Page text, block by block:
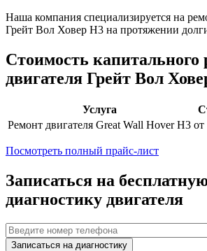
Наша компания специализируется на
Грейт Вол Ховер Н3 на протяжении
Стоимость капитального
двигателя Грейт Вол
Услуга
Ремонт двигателя Great Wall Hover H3 от
Посмотреть полный прайс-лист
Записаться на
диагностику двигателя